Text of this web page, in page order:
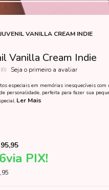
VANILLA CREAM INDIE
Vanilla Cream Indie
(0) Seja o primeiro a avaliar
especiais em memórias inesquecíveis com
personalidade, perfeita para fazer sua
Ler Mais
via PIX!